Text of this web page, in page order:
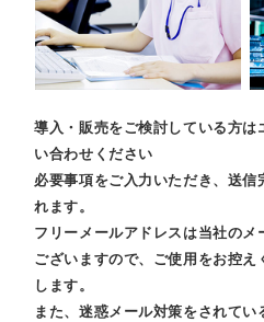
導入・販売をご検討している方は
い合わせください
必要事項をご入力いただき、送信
れます。
フリーメールアドレスは当社の
ございますので、ご使用をお控え
します。
また、迷惑メール対策をされてい